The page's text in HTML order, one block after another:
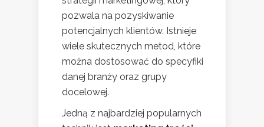
pozwala na pozyskiwanie
potencjalnych klientów. Istnieje
wiele skutecznych metod, które
można dostosować do specyfiki
danej branży oraz grupy
docelowej.
Jedną z najbardziej popularnych